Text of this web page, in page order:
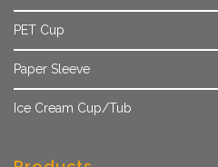
PET Cup
Paper Sleeve
Ice Cream Cup/Tub